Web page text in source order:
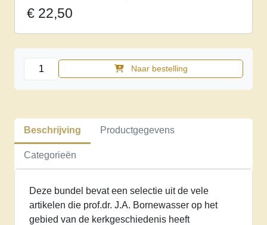
€ 22,50
Kerkelijk
verleden
in
wereldlijke
context.
Historische
Naar bestelling
Beschrijving Productgegevens
Categorieën
Deze bundel bevat een selectie uit de vele
artikelen die prof.dr. J.A. Bornewasser op het
gebied van de kerkgeschiedenis heeft